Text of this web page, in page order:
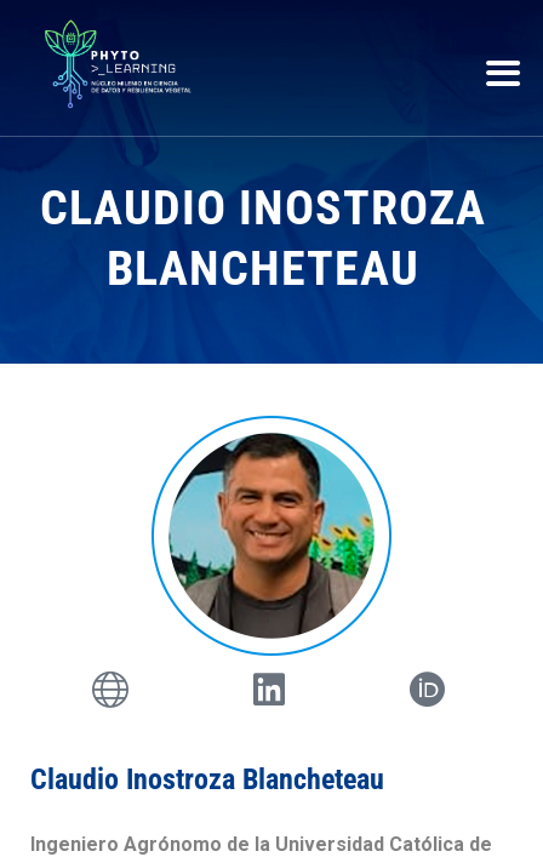
CLAUDIO INOSTROZA
BLANCHETEAU
Claudio Inostroza Blancheteau
Ingeniero Agrónomo de la Universidad Católica de